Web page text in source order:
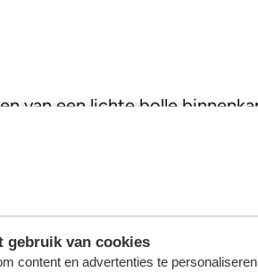
gebruik van cookies
content en advertenties te
van een lichte bolle